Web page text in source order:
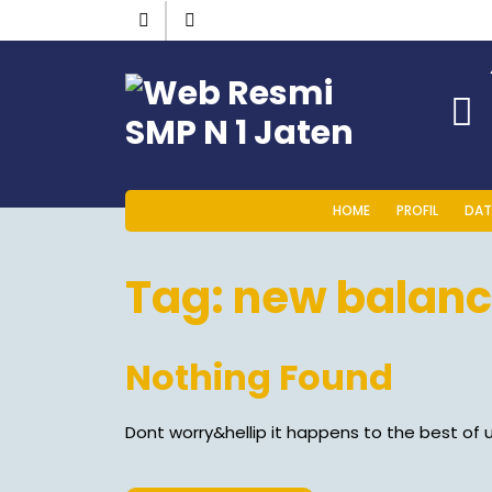
HOME PROFIL
Tag: new
Nothing Found
Dont worry&hellip it happens to the best of